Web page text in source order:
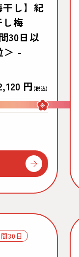
干し】紀
梅
30日以
＞ -
円(税込)
30日